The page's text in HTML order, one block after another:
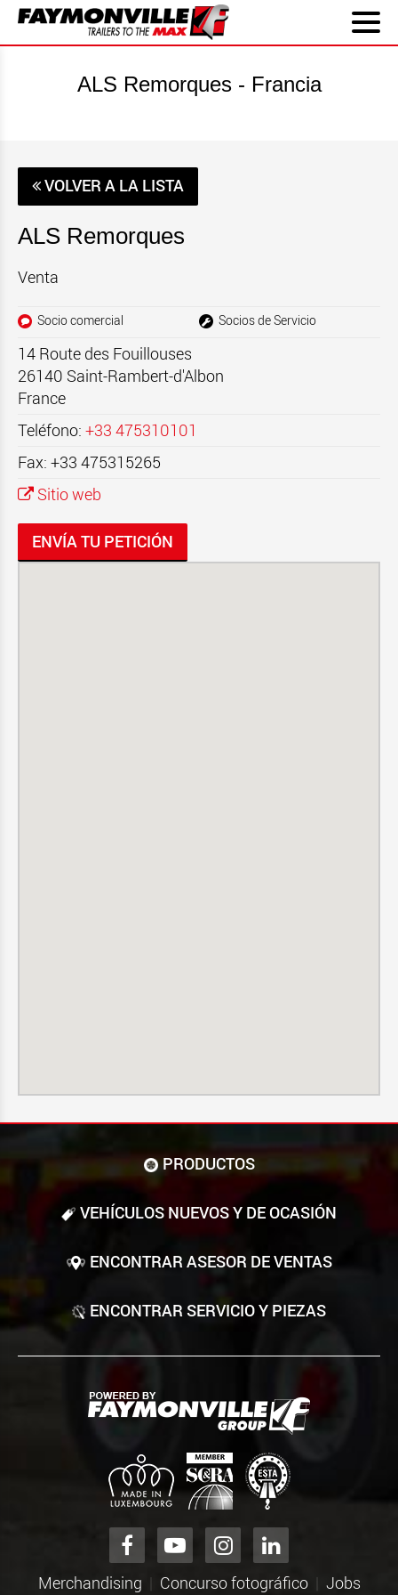
ALS Remorques - Francia
VOLVER A LA LISTA
ALS Remorques
Venta
Socio comercial Socios de Servicio
14 Route des Fouillouses
26140 Saint-Rambert-d'Albon
France
Teléfono: +33 475310101
Fax: +33 475315265
Sitio web
ENVÍA TU PETICIÓN
PRODUCTOS
VEHÍCULOS NUEVOS Y DE OCASIÓN
ENCONTRAR ASESOR DE VENTAS
ENCONTRAR SERVICIO Y PIEZAS
Merchandising Concurso fotográfico Jobs